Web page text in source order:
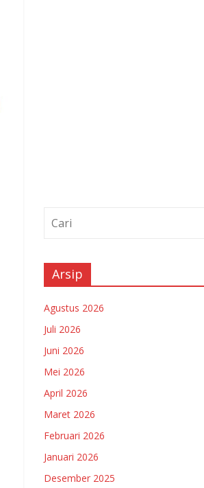
Arsip
Agustus 2026
Juli 2026
Juni 2026
Mei 2026
April 2026
Maret 2026
Februari 2026
Januari 2026
Desember 2025